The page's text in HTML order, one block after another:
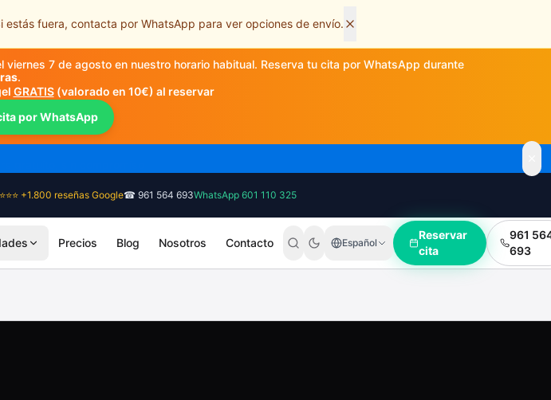
estás fuera, contacta por WhatsApp para ver opciones de envío.
viernes 7 de agosto en nuestro horario habitual. Reserva tu cita por WhatsApp durante
.
GRATIS(valorado en 10€) al reservar
por WhatsApp
+1.800 reseñas Google☎ 961 564 693WhatsApp 601 110 325
Precios Blog Nosotros Contacto Español
Reservar
cita
961
693